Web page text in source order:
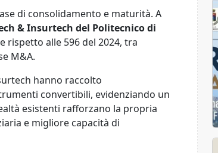
di consolidamento e maturità. A
& Insurtech del Politecnico di
rispetto alle 596 del 2024, tra
M&A.
hanno raccolto
convertibili, evidenziando un
esistenti rafforzano la propria
e migliore capacità di